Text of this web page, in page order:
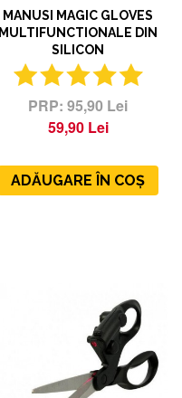
MANUSI MAGIC GLOVES
MULTIFUNCTIONALE DIN
SILICON
95,90 Lei
59,90 Lei
ADĂUGARE ÎN COȘ